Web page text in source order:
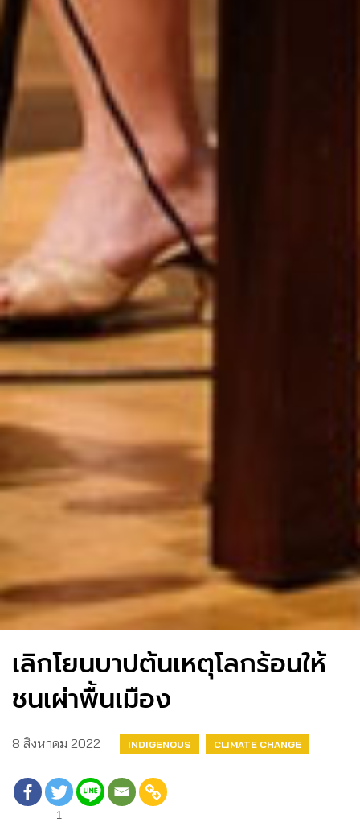
เลิกโยนบาปต้นเหตุโลกร้อนให้
ชนเผ่าพื้นเมือง
8 สิงหาคม 2022 INDIGENOUS CLIMATE CHANGE
1